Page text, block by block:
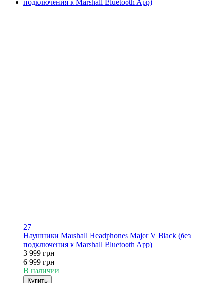
27
Наушники Marshall Headphones Major V Black (без
подключения к Marshall Bluetooth App)
3 999 грн
6 999 грн
В наличии
Купить